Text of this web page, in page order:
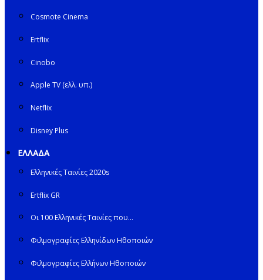
Cosmote Cinema
Ertflix
Cinobo
Apple TV (ελλ. υπ.)
Netflix
Disney Plus
ΕΛΛΑΔΑ
Ελληνικές Ταινίες 2020s
Ertflix GR
Οι 100 Ελληνικές Ταινίες που…
Φιλμογραφίες Ελληνίδων Ηθοποιών
Φιλμογραφίες Ελλήνων Ηθοποιών